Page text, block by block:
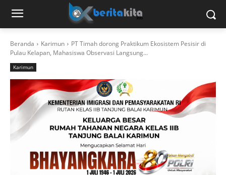
Beranda Karimun
PT Timah dorong Praktikum Ekosistem Pesisir di
Pulau Kelapan, Mahasiswa Observasi Langsung...
Karimun